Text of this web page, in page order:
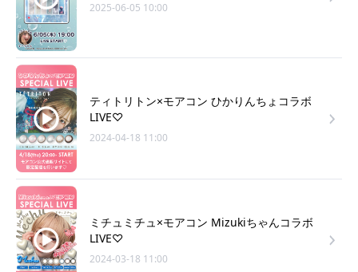
2025-06-05 10:00
ティトリトン×モアコン ひかりんちょコラボ
LIVE♡
2024-04-18 11:00
ミチュミチュ×モアコン Mizukiちゃんコラボ
LIVE♡
2024-03-18 11:00